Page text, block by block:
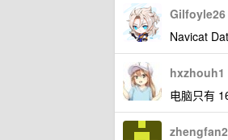
Gilfoyle26
Navicat
hxzhouh1
电脑只有